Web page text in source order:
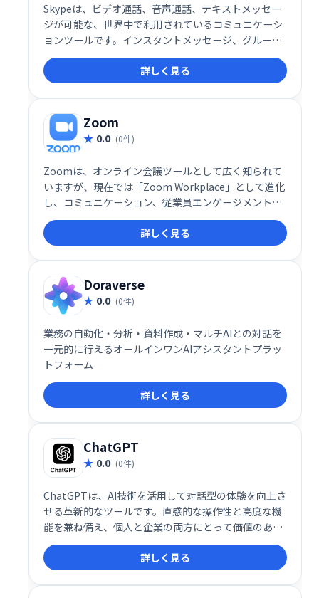
Skypeは、ビデオ通話、音声通話、テキストメッセー
ジが可能な、世界中で利用されているコミュニケーシ
ョンツールです。インスタントメッセージ、グループ
ビデオ通話、ファイル共有など、様々なコラボレーシ
ョン機能を提供。世界中の固定電話や携帯電話への通
話も低価格で利用できます。Microsoftが提供する信
頼性の高いサービスで、個人からビジネスまで幅広く
活用可能です。
詳しく見る
Zoom
0.0 (0件)
Zoomは、オンライン会議ツールとして広く知られて
いますが、現在では「Zoom Workplace」として進化
し、コミュニケーション、従業員エンゲージメント、
生産性を一つのプラットフォームに統合したソリュー
ションを提供しています。詳しく見る
Doraverse
0.0 (0件)
業務の自動化・分析・資料作成・マルチAIとの対話を
一元的に行えるオールインワンAIアシスタントプラッ
トフォーム
詳しく見る
ChatGPT
0.0 (0件)
ChatGPTは、AI技術を活用して対話型の体験を向上さ
せる革新的なツールです。直感的な操作性と高度な機
能を兼ね備え、個人と企業の両方にとって価値のある
ソリューションを提供します。その多用途性、拡張
性、そして進化し続ける技術基盤により、ChatGPTは
AIによるコミュニケーションの新しいスタンダードを
構築しています。
詳しく見る